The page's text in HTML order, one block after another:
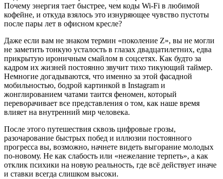
Почему энергия тает быстрее, чем коды Wi-Fi в любимой
кофейне, и откуда взялось это изнуряющее чувство пустоты
после пары лет в офисном кресле?
Даже если вам не знаком термин «поколение Z», вы не могли
не заметить тонкую усталость в глазах двадцатилетних, едва
прикрытую ироничным смайлом в соцсетях. Как будто за
кадром их жизней постоянно звучит тихо тикующий таймер.
Немногие догадываются, что именно за этой фасадной
мобильностью, бодрой картинкой в Instagram и
жонглированием чатами таится феномен, который
переворачивает все представления о том, как наше время
влияет на внутренний мир человека.
После этого путешествия сквозь цифровые грозы,
разочарование быстрых побед и иллюзии постоянного
прогресса вы, возможно, начнете видеть выгорание молодых
по-новому. Не как слабость или «нежелание терпеть», а как
отклик психики на новую реальность, где всё действует иначе
и ставки всегда слишком высоки.